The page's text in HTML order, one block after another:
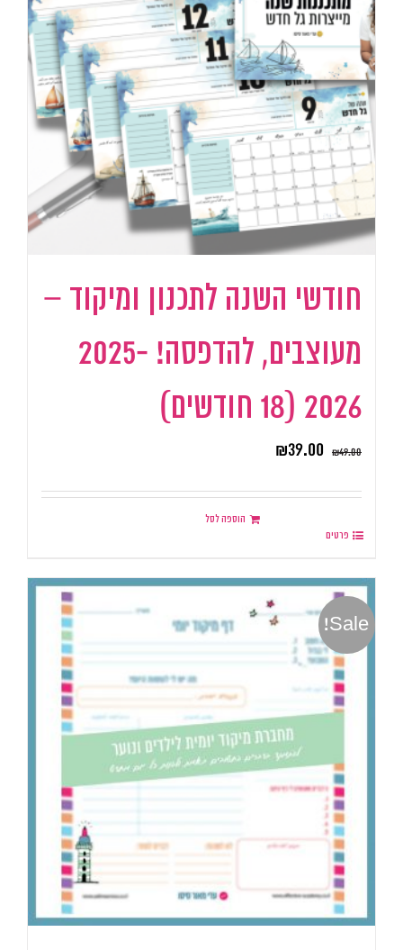
חודשי השנה לתכנון ומיקוד –
מעוצבים, להדפסה! 2025-
2026 (18 חודשים)
₪49.00
₪39.00
הוספה לסל
פרטים
Sale!